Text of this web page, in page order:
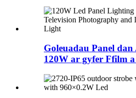
Goleuadau Panel
120W ar gyfer Ffilm